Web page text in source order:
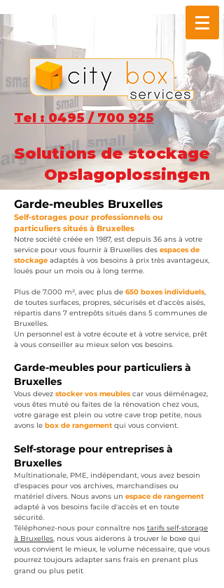
Tel : 0495 / 700 925
Solutions de stockage
Opslagoplossingen
Garde-meubles Bruxelles
Self-storages pour professionnels ou
particuliers situés à Bruxelles
Notre société créée en 1987, est depuis 36 ans à votre
service pour vous fournir à Bruxelles des espaces de
stockage adaptés à vos besoins à prix très avantageux,
loués pour un mois ou à long terme.
Plus de 7.000 m², avec plus de 650 boxes individuels,
de toutes surfaces, propres, sécurisés et d'accès aisés,
répartis dans 7 entrepôts situés dans 5 communes de
Bruxelles.
Un personnel est à votre écoute et à votre service, prêt
à vous conseiller au mieux selon vos besoins.
Garde-meubles pour particuliers à
Bruxelles
Vous devez stocker vos meubles car vous déménagez,
vous êtes muté ou faites de la rénovation chez vous,
votre garage est plein ou votre cave trop petite, nous
avons le box de rangement qui vous convient.
Self-storage pour entreprises à
Bruxelles
Multinationale, PME, indépendant, vous avez besoin
d'espaces pour vos archives, marchandises ou
matériel divers. Nous avons un espace de rangement
adapté à vos besoins facile d'accès et en toute
sécurité.
Téléphonez-nous pour connaître nos tarifs self-storage
à Bruxelles, nous vous aiderons à trouver le boxe qui
vous convient le mieux, le volume nécessaire, que vous
pourrez toujours adapter sans frais en prenant plus
grand ou plus petit